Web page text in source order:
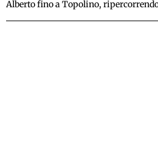
Alberto fino a Topolino,